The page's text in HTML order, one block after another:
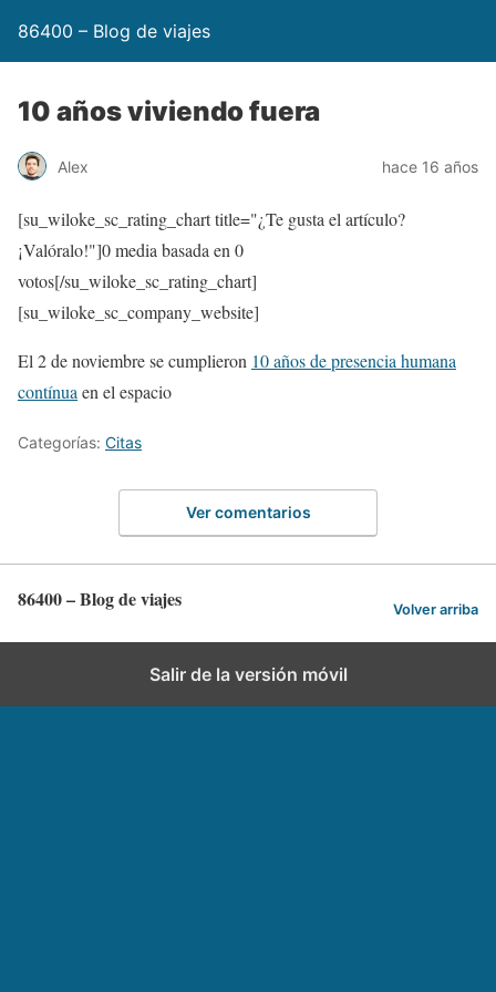
86400 – Blog de viajes
10 años viviendo fuera
Alex hace 16 años
[su_wiloke_sc_rating_chart title="¿Te gusta el artículo?
¡Valóralo!"]0media basada en 0
votos[/su_wiloke_sc_rating_chart]
[su_wiloke_sc_company_website]
El 2 de noviembre se cumplieron 10 años de presencia humana
contínua en el espacio
Categorías: Citas
Ver comentarios
86400 – Blog de viajes Volver arriba
Salir de la versión móvil